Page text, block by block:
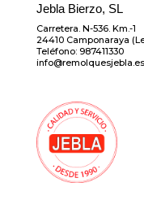
Jebla Bierzo, SL
Carretera. N-536. Km.-1
24410 Camponaraya
Teléfono: 987411330
info@remolquesjebla.es